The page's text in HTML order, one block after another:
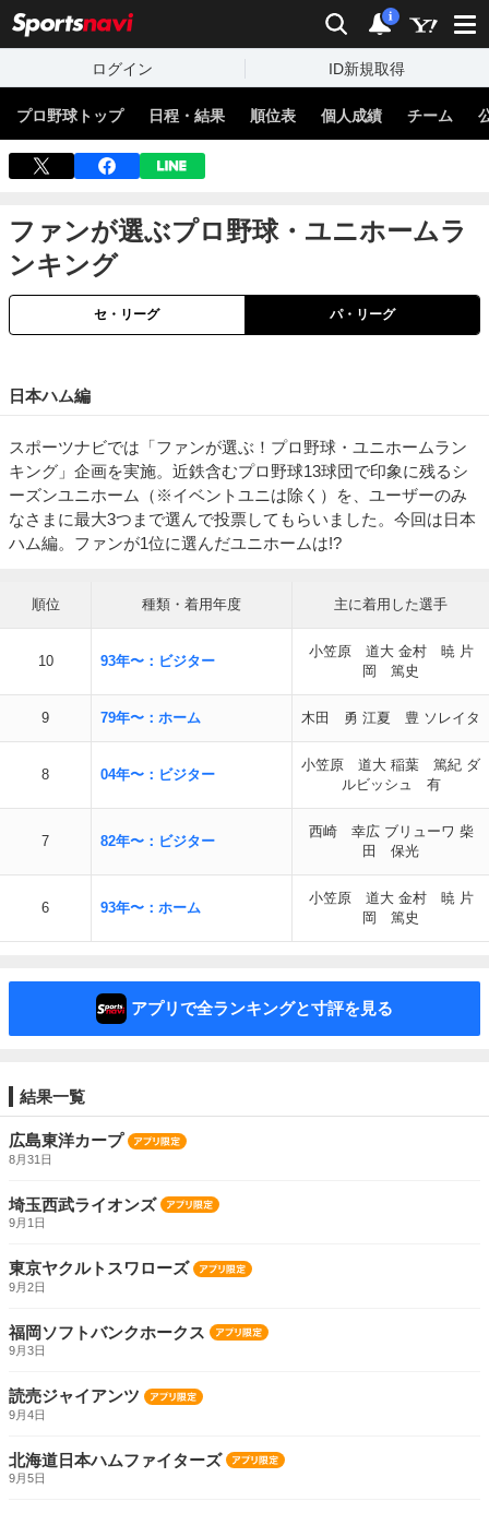
検索
通知数：
i
ログイン ID新規取得
プロ野球トップ 日程・結果 順位表 個人成績 チーム
ファンが選ぶプロ野球・ユニホームラ
ンキング
セ・リーグ パ・リーグ
日本ハム編
スポーツナビでは「ファンが選ぶ！プロ野球・ユニホームラン
キング」企画を実施。近鉄含むプロ野球13球団で印象に残るシ
ーズンユニホーム（※イベントユニは除く）を、ユーザーのみ
なさまに最大3つまで選んで投票してもらいました。今回は日本
ハム編。ファンが1位に選んだユニホームは!?
順位 種類・着用年度 主に着用した選手
10 93年〜：ビジター
小笠原 道大 金村 暁 片
岡 篤史
9 79年〜：ホーム 木田 勇 江夏 豊 ソレイタ
8 04年〜：ビジター
小笠原 道大 稲葉 篤紀 ダ
ルビッシュ 有
7 82年〜：ビジター
西崎 幸広 ブリューワ 柴
田 保光
6 93年〜：ホーム
小笠原 道大 金村 暁 片
岡 篤史
アプリで全ランキングと寸評を見る
結果一覧
広島東洋カープ
8月31日
埼玉西武ライオンズ
9月1日
東京ヤクルトスワローズ
9月2日
福岡ソフトバンクホークス
9月3日
読売ジャイアンツ
9月4日
北海道日本ハムファイターズ
9月5日